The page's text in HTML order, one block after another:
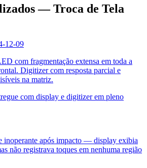
— Troca de Tela
12-09
com fragmentação extensa em toda a
Digitizer com resposta parcial e
na matriz.
com display e digitizer em pleno
inoperante após impacto — display exibia
não registrava toques em nenhuma região